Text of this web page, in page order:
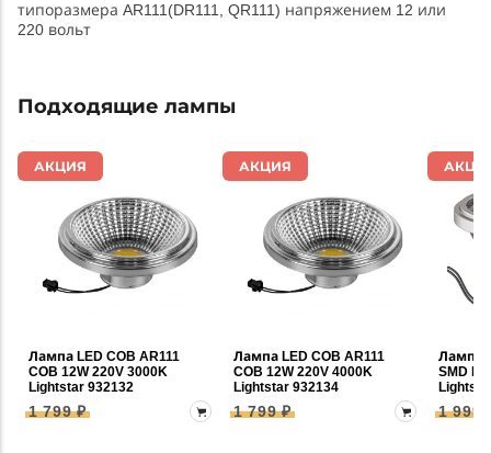
типоразмера AR111(DR111, QR111) напряжением 12 или
220 вольт
Подходящие лампы
АКЦИЯ
Лампа LED COB AR111
COB 12W 220V 3000K
Lightstar 932132
1 799 ₽
АКЦИЯ
Лампа LED COB AR111
COB 12W 220V 4000K
Lightstar 932134
1 799 ₽
Лампа
SMD
1 999